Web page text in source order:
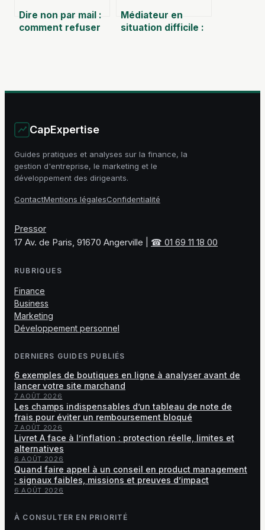
Dire non par mail :
comment refuser
Médiateur en
situation difficile :
CapExpertise
Guides pratiques et analyses sur la finance, la
gestion d'entreprise, le marketing et le
développement des dirigeants.
ContactMentions légalesConfidentialité
Pressor
17 Av. de Paris, 91670 Angerville
☎ 01 69 11 18 00
RUBRIQUES
Finance
Business
Marketing
Développement personnel
DERNIERS GUIDES PUBLIÉS
6 exemples de boutiques en ligne à analyser avant de
lancer votre site marchand
7 AOÛT 2026
Les champs indispensables d’un tableau de note de
frais pour éviter un remboursement bloqué
7 AOÛT 2026
Livret A face à l’inflation : protection réelle, limites et
alternatives
6 AOÛT 2026
Quand faire appel à un conseil en product management
: signaux faibles, missions et preuves d’impact
6 AOÛT 2026
À CONSULTER EN PRIORITÉ